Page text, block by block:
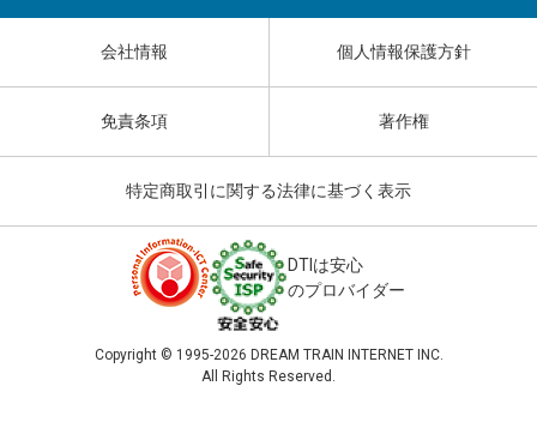
会社情報 個人情報保護方針
免責条項 著作権
特定商取引に関する法律に基づく表示
DTIは安心
のプロバイダー
Copyright © 1995-2026 DREAM TRAIN INTERNET INC.
All Rights Reserved.